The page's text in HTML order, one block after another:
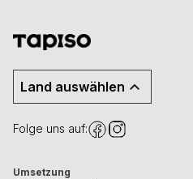
Land auswählen
Folge uns auf:
Umsetzung